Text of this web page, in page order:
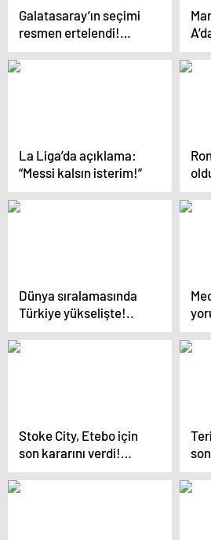
Galatasaray’ın seçimi
resmen ertelendi!…
La Liga’da açıklama:
“Messi kalsın isterim!”
Dünya sıralamasında
Türkiye yükselişte!..
Stoke City, Etebo için
son kararını verdi!…